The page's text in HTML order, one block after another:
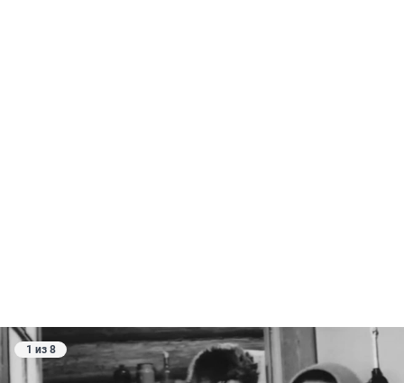
1 из 8